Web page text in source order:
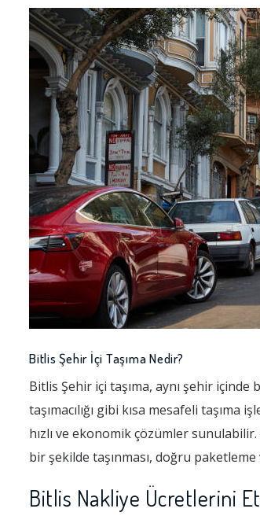
Bitlis Şehir İçi Taşıma Nedir?
Bitlis Şehir içi taşıma, aynı şehir
taşımacılığı gibi kısa mesafeli
hızlı ve ekonomik çözümler
bir şekilde taşınması, doğru paketleme
Bitlis Nakliye Ücretlerini